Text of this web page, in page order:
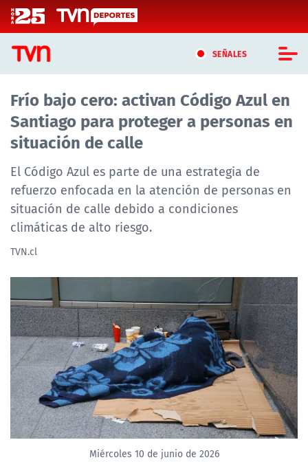
Click acá para ir directamente al contenido
SEÑALES
CASTING MASTERCHEF CHILE
CASTING TVN VERTICAL
TVN VERTICAL
TVN PLAY
PROGRAMAS
NTV
ACTUALIDAD Y TENDENCIAS
CORPORATIVO Y TRANSPARENCIA
CANAL DE DENUNCIAS
ÁREA DE PROYECTOS
Frío bajo cero: activan Código Azul en
Santiago para proteger a personas en
situación de calle
El Código Azul es parte de una estrategia de
refuerzo enfocada en la atención de personas en
situación de calle debido a condiciones
climáticas de alto riesgo.
TVN.cl
Miércoles 10 de junio de 2026